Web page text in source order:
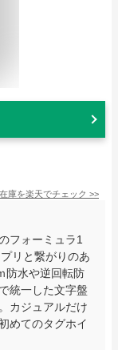
庫を楽天でチェック >>
フォーミュラ1
リと繋がりのあ
防水や逆回転防
統一した文字盤
カジュアルだけ
めてのタグホイ